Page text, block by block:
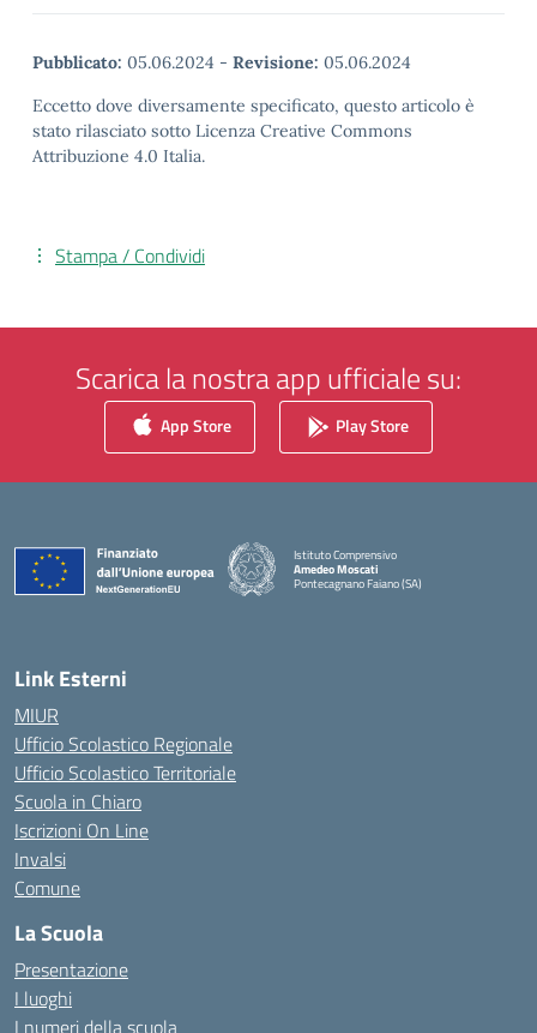
Pubblicato: 05.06.2024 - Revisione: 05.06.2024
Eccetto dove diversamente specificato, questo articolo è
stato rilasciato sotto Licenza Creative Commons
Attribuzione 4.0 Italia.
Stampa / Condividi
Scarica la nostra app ufficiale su:
App Store Play Store
Istituto Comprensivo
Amedeo Moscati
Pontecagnano Faiano (SA)
— Visita la pagina iniziale della scuola
Link Esterni
MIUR
Ufficio Scolastico Regionale
Ufficio Scolastico Territoriale
Scuola in Chiaro
Iscrizioni On Line
Invalsi
Comune
La Scuola
Presentazione
I luoghi
I numeri della scuola